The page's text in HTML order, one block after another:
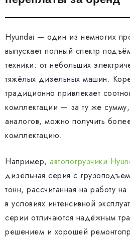
Hyundai — один из немногих
выпускает полный спектр
техники: от небольших
тяжёлых дизельных машин.
традиционно привлекает
комплектации — за ту же сумму,
аналогов, можно получить
комплектацию.
Например, автопогрузчики
дизельная серия с
тонн, рассчитанная на работу
в условиях интенсивной
серии отличаются надёжным
решением и хорошей